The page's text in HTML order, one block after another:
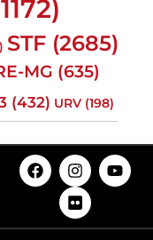
STF (2685)
MG (635)
(432) URV (198)